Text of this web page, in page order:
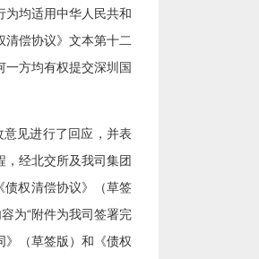
为均适用中华人民共和
清偿协议》文本第十二
方均有权提交深圳国
见进行了回应，并表
经北交所及我司集团
债权清偿协议》（草签
为“附件为我司签署完
》（草签版）和《债权